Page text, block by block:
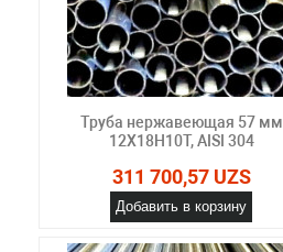
Труба нержавеющая 57 мм
12Х18Н10Т, AISI 304
311 700,57 UZS
Добавить в корзину